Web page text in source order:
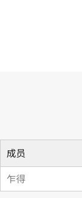
成员
乍得